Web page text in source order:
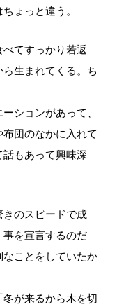
ょっと違う。
てすっかり若返
生まれてくる。ち
ションがあって、
団のなかに入れて
もあって興味深
きのスピードで成
を宣言するのだ
ことをしていたか
が来るから木を切